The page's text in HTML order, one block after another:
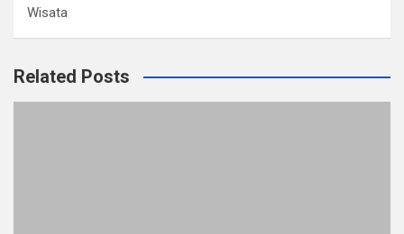
Wisata
Related Posts